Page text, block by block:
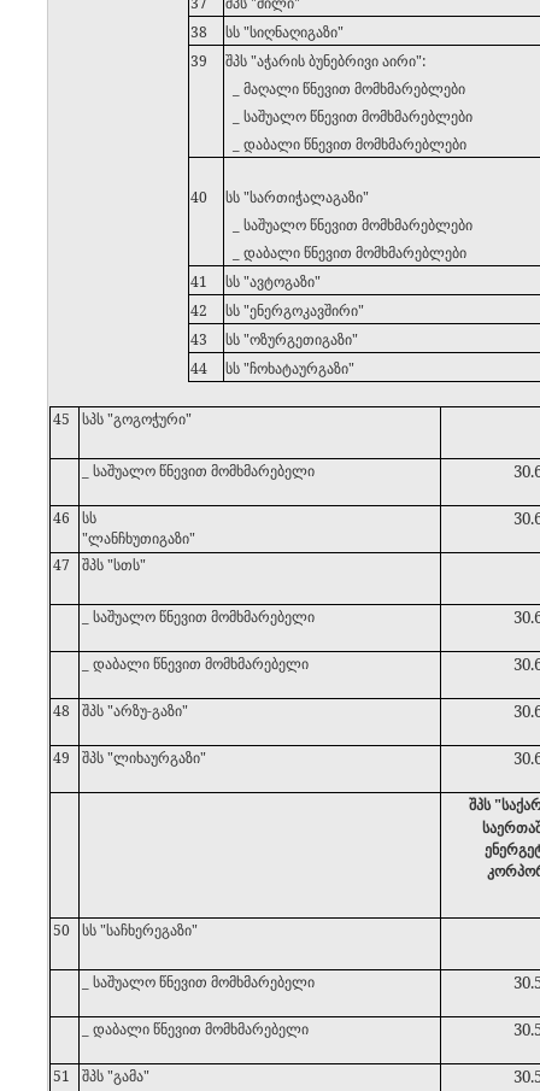
38
სს "სიღნაღიგაზი"
39
შპს "აჭარის ბუნებრივი აირი":
_ მაღალი წნევით მომხმარებლები
_ საშუალო წნევით მომხმარებლები
_ დაბალი წნევით მომხმარებლები
40
სს "სართიჭალაგაზი"
_ საშუალო წნევით მომხმარებლები
_ დაბალი წნევით მომხმარებლები
41
სს "ავტოგაზი"
42
სს "ენერგოკავშირი"
43
სს "ოზურგეთიგაზი"
44
სს "ჩოხატაურგაზი"
45 სპს "გოგოჭური"
_ საშუალო წნევით მომხმარებელი
46
სს
"ლანჩხუთიგაზი"
47 შპს "სთს"
_ საშუალო წნევით მომხმარებელი
_ დაბალი წნევით მომხმარებელი
48 შპს "არზუ-გაზი"
49 შპს "ლიხაურგაზი"
შპს
50 სს "საჩხერეგაზი"
_ საშუალო წნევით მომხმარებელი
_ დაბალი წნევით მომხმარებელი
51 შპს "გამა"